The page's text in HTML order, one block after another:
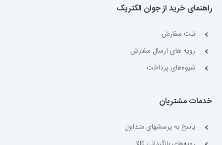
راهنمای خرید از جوان الکتریک
ثبت سفارش
رویه های ارسال سفارش
شیوه‌های پرداخت
خدمات مشتریان
پاسخ به پرسشهای متداول